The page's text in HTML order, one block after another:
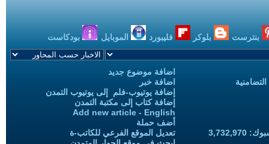
بنترست بلوكر فليبورد الموبايل بودكاست
اضافة موضوع جديد
اضافة خبر
إضافة يوتيوب-فلم إلى يوتيوب التمدن
إضافة كتاب إلى مكتبة التمدن
Add new article - English
أضف حملة
تعديل الموقع الفرعي للكاتب-ة